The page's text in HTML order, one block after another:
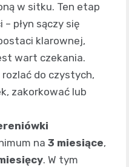
w sitku. Ten etap
płyn sączy się
klarownej,
wart czekania.
do czystych,
zakorkować lub
na 3 miesiące,
. W tym